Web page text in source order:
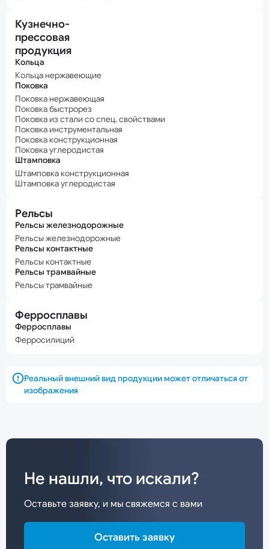
Кузнечно-
прессовая
продукция
Кольца
Кольца нержавеющие
Поковка
Поковка нержавеющая
Поковка быстрорез
Поковка из стали со спец. свойствами
Поковка инструментальная
Поковка конструкционная
Поковка углеродистая
Штамповка
Штамповка конструкционная
Штамповка углеродистая
Рельсы
Рельсы железнодорожные
Рельсы железнодорожные
Рельсы контактные
Рельсы контактные
Рельсы трамвайные
Рельсы трамвайные
Ферросплавы
Ферросплавы
Ферросилиций
Реальный внешний вид продукции может отличаться от
изображения
Не нашли, что искали?
Оставьте заявку, и мы свяжемся с вами
Оставить заявку